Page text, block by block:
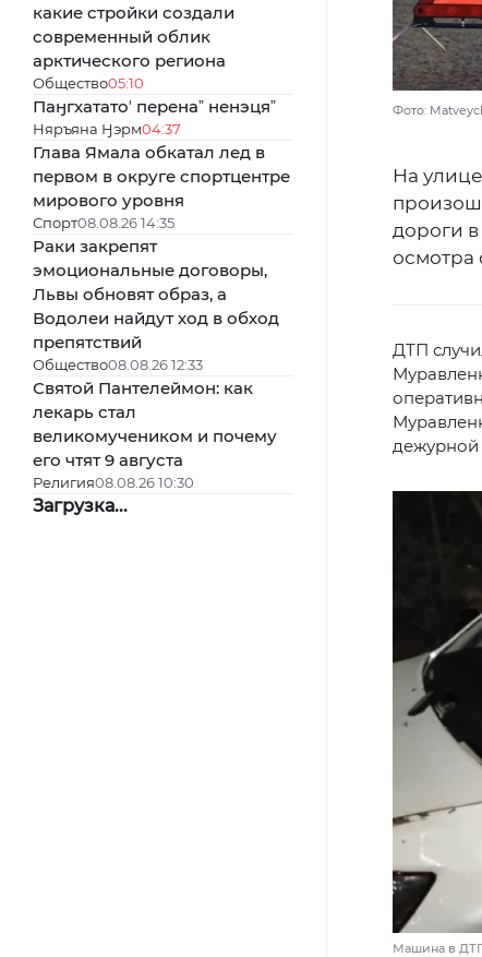
какие стройки создали
современный облик
арктического региона
Общество05:10
Паӈгхататоʼ перенаˮ ненэцяˮ
Няръяна Ӈэрм04:37
Глава Ямала обкатал лед в
первом в округе спортцентре
мирового уровня
Спорт08.08.26 14:35
Раки закрепят
эмоциональные договоры,
Львы обновят образ, а
Водолеи найдут ход в обход
препятствий
Общество08.08.26 12:33
Святой Пантелеймон: как
лекарь стал
великомучеником и почему
его чтят 9 августа
Религия08.08.26 10:30
Загрузка...
Фото:
На
дороги
осмотра
ДТП
дежурной
Машина в